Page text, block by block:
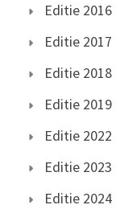
Editie 2016
Editie 2017
Editie 2018
Editie 2019
Editie 2022
Editie 2023
Editie 2024